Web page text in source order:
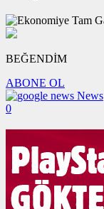
BEĞENDİM
ABONE OL
News
0